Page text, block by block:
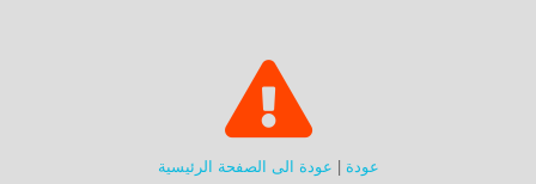
عودة | عودة الى الصفحة الرئيسية